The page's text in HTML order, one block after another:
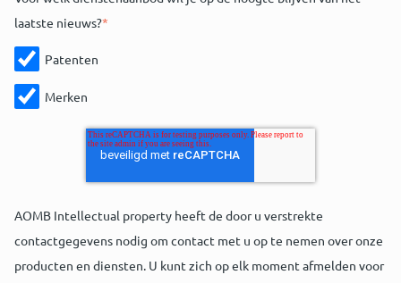
laatste nieuws?*
Patenten
Merken
AOMB Intellectual property heeft de door u verstrekte
contactgegevens nodig om contact met u op te nemen over onze
producten en diensten. U kunt zich op elk moment afmelden voor